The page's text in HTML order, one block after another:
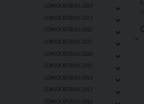
CONVOCATORIAS 2024 ⌄
CONVOCATORIAS 2023 ⌄
CONVOCATORIAS 2022 ⌄
CONVOCATORIAS 2021 ⌄
CONVOCATORIAS 2020 ⌄
CONVOCATORIAS 2019 ⌄
CONVOCATORIAS 2018 ⌄
CONVOCATORIAS 2017 ⌄
CONVOCATORIAS 2016